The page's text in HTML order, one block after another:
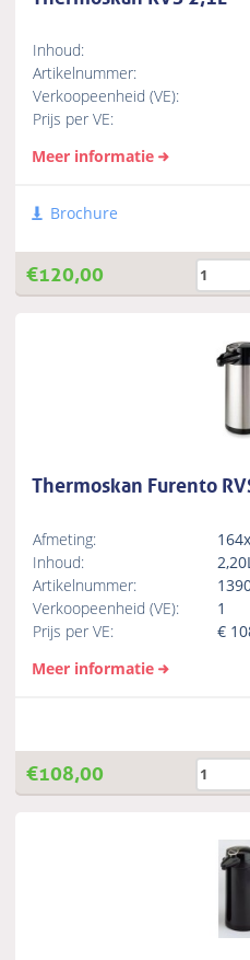
Inhoud:
Artikelnummer:
Verkoopeenheid (VE):
Prijs per VE:
Meer informatie
Brochure
€120,00
Thermoskan Furento
Afmeting:
Inhoud:
Artikelnummer:
Verkoopeenheid (VE):
1
Prijs per VE:
€
Meer informatie
€108,00